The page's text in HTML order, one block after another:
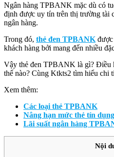
Ngân hàng TPBANK mặc dù có
định được uy tín trên thị trường tài
ngân hàng.
Trong đó, thẻ đen TPBANK
khách hàng bởi mang đến nhiều
Vậy thẻ đen TPBANK là gì? Điều
thế nào? Cùng Ktkts2 tìm hiểu chi
Xem thêm:
Các loại thẻ TPBANK
Nâng hạn mức thẻ tín
Lãi suất ngân hàng
Nội